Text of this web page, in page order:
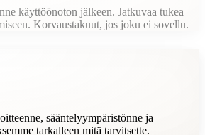
käyttöönoton jälkeen. Jatkuvaa tukea
Korvaustakuut, jos joku ei sovellu.
sääntelyympäristönne ja
tarkalleen mitä tarvitsette.